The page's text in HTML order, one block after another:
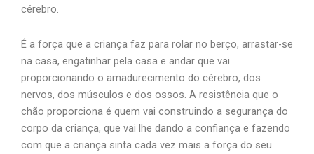
cérebro.
É a força que a criança faz para rolar no berço, arrastar-se
na casa, engatinhar pela casa e andar que vai
proporcionando o amadurecimento do cérebro, dos
nervos, dos músculos e dos ossos. A resistência que o
chão proporciona é quem vai construindo a segurança do
corpo da criança, que vai lhe dando a confiança e fazendo
com que a criança sinta cada vez mais a força do seu